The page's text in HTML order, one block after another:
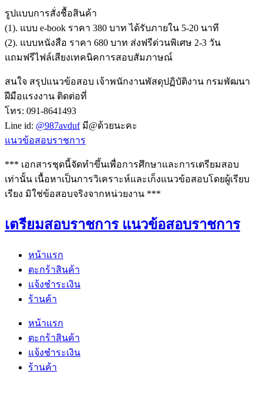
รูปแบบการสั่งชื้อสินค้า
(1). แบบ e-book ราคา 380 บาท ได้รับภายใน 5-20 นาที
(2). แบบหนังสือ ราคา 680 บาท ส่งฟรีด่วนพิเศษ 2-3 วัน
แถมฟรีไฟล์เสียงเทคนิคการสอบสัมภาษณ์
สนใจ สรุปแนวข้อสอบ เจ้าพนักงานพัสดุปฏิบัติงาน กรมพัฒนา
ฝีมือแรงงาน ติดต่อที่
โทร: 091-8641493
Line id: @987avdufมี@ด้วยนะคะ
แนวข้อสอบราชการ
*** เอกสารชุดนี้จัดทำขึ้นเพื่อการศึกษาและการเตรียมสอบ
เท่านั้น เนื้อหาเป็นการวิเคราะห์และเก็งแนวข้อสอบโดยผู้เรียบ
เรียง มิใช่ข้อสอบจริงจากหน่วยงาน ***
เตรียมสอบราชการ แนวข้อสอบราชการ
หน้าแรก
ตะกร้าสินค้า
แจ้งชำระเงิน
ร้านค้า
หน้าแรก
ตะกร้าสินค้า
แจ้งชำระเงิน
ร้านค้า